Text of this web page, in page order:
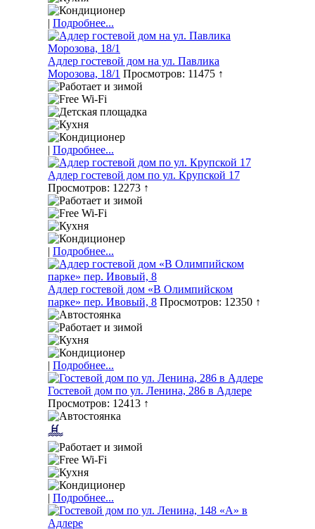
| Подробнее...
Адлер гостевой дом на ул. Павлика
Морозова, 18/1 Просмотров: 11475 ↑
| Подробнее...
Адлер гостевой дом по ул. Крупской 17
Просмотров: 12273 ↑
| Подробнее...
Адлер гостевой дом «В Олимпийском
парке» пер. Ивовый, 8 Просмотров: 12350 ↑
| Подробнее...
Гостевой дом по ул. Ленина, 286 в Адлере
Просмотров: 12413 ↑
| Подробнее...